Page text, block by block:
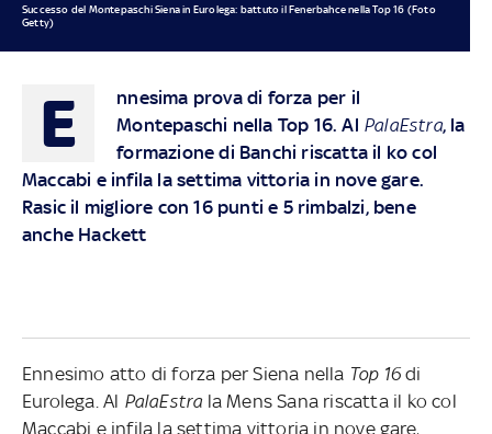
Successo del Montepaschi Siena in Eurolega: battuto il Fenerbahce nella Top 16 (Foto
Getty)
E
nnesima prova di forza per il
Montepaschi nella Top 16. Al PalaEstra, la
formazione di Banchi riscatta il ko col
Maccabi e infila la settima vittoria in nove gare.
Rasic il migliore con 16 punti e 5 rimbalzi, bene
anche Hackett
Ennesimo atto di forza per Siena nella Top 16 di
Eurolega. Al PalaEstra la Mens Sana riscatta il ko col
Maccabi e infila la settima vittoria in nove gare,